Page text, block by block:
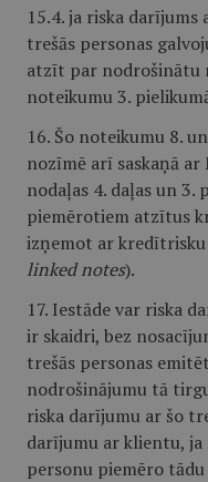
15.4. ja riska
trešās personas
atzīt par nodrošinātu
noteikumu 3.
16. Šo noteikumu 8.
nozīmē arī saskaņā
nodaļas 4. daļas un
piemērotiem atzītus
izņemot ar
linked notes).
17. Iestāde var riska
ir skaidri, bez
trešās personas
nodrošinājumu tā
riska darījumu ar šo
darījumu ar klientu,
personu piemēro